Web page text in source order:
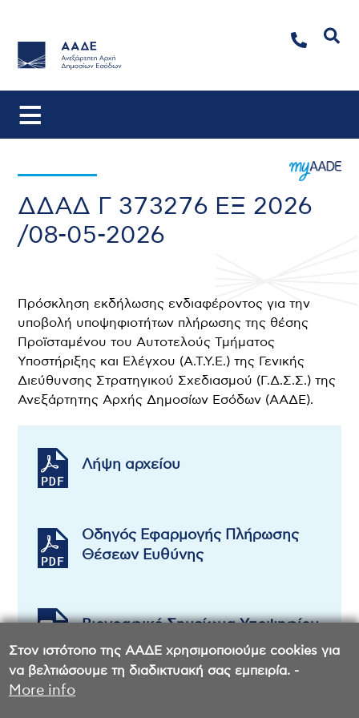
Στον ιστότοπο της ΑΑΔΕ χρησιμοποιούμε cookies για
να βελτιώσουμε τη διαδικτυακή σας εμπειρία. -
More info
ΔΔΑΔ Γ 373276 ΕΞ 2026
/08-05-2026
Πρόσκληση εκδήλωσης ενδιαφέροντος για την
υποβολή υποψηφιοτήτων πλήρωσης της θέσης
Προϊσταμένου του Αυτοτελούς Τμήματος
Υποστήριξης και Ελέγχου (Α.Τ.Υ.Ε.) της Γενικής
Διεύθυνσης Στρατηγικού Σχεδιασμού (Γ.Δ.Σ.Σ.) της
Ανεξάρτητης Αρχής Δημοσίων Εσόδων (ΑΑΔΕ).
Λήψη αρχείου
Οδηγός Εφαρμογής Πλήρωσης
Θέσεων Ευθύνης
Βιογραφικό Σημείωμα Υποψηφίου